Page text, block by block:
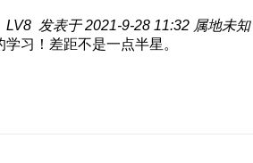
LV8 发表于 2021-9-28 11:32 属地未知
习！差距不是一点半星。